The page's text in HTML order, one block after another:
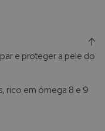
e proteger a pele do
rico em ómega 8 e 9